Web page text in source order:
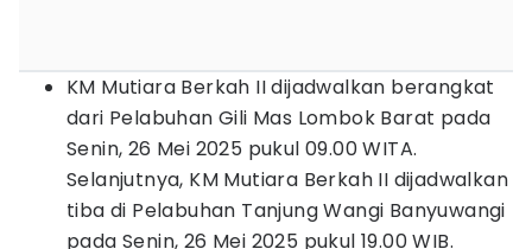
KM Mutiara Berkah II dijadwalkan berangkat
dari Pelabuhan Gili Mas Lombok Barat pada
Senin, 26 Mei 2025 pukul 09.00 WITA.
Selanjutnya, KM Mutiara Berkah II dijadwalkan
tiba di Pelabuhan Tanjung Wangi Banyuwangi
pada Senin, 26 Mei 2025 pukul 19.00 WIB.